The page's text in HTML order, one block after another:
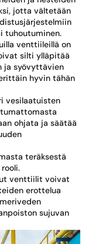
jotta vältetään
tuhoutuminen.
venttiileillä on
silti ylläpitää
ja syövyttävien
hyvin tähän
vesilaatuisten
ohjata ja säätää
teräksestä
venttiilit voivat
erottelua
sujuvan